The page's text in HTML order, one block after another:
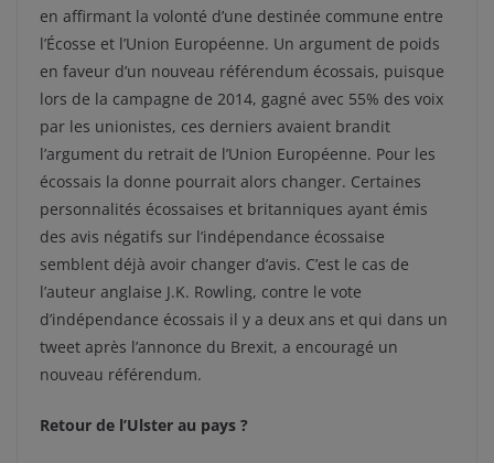
en affirmant la volonté d’une destinée commune entre
l’Écosse et l’Union Européenne. Un argument de poids
en faveur d’un nouveau référendum écossais, puisque
lors de la campagne de 2014, gagné avec 55% des voix
par les unionistes, ces derniers avaient brandit
l’argument du retrait de l’Union Européenne. Pour les
écossais la donne pourrait alors changer. Certaines
personnalités écossaises et britanniques ayant émis
des avis négatifs sur l’indépendance écossaise
semblent déjà avoir changer d’avis. C’est le cas de
l’auteur anglaise J.K. Rowling, contre le vote
d’indépendance écossais il y a deux ans et qui dans un
tweet après l’annonce du Brexit, a encouragé un
nouveau référendum.
Retour de l’Ulster au pays ?